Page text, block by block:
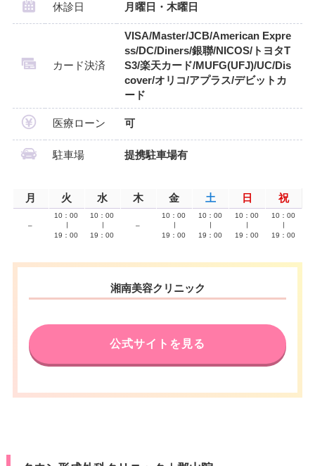
休診日 月曜日・木曜日
カード決済
VISA/Master/JCB/American Expre
ss/DC/Diners/銀聯/NICOS/トヨタT
S3/楽天カード/MUFG(UFJ)/UC/Dis
cover/オリコ/アプラス/デビットカ
ード
医療ローン 可
駐車場 提携駐車場有
月 火 水 木 金 土 日 祝
–
10：00
19：00
10：00
19：00
–
10：00
19：00
10：00
19：00
10：00
19：00
10：00
19：00
湘南美容クリニック
公式サイトを見る